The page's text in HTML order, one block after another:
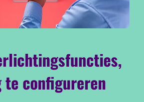
te configureren